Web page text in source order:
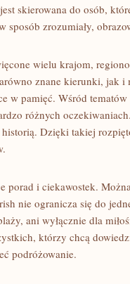
skierowana do osób,
sposób zrozumiały,
wielu krajom,
znane kierunki, jak i
w pamięć. Wśród
różnych
Dzięki takiej
porad i ciekawostek.
nie ogranicza się do
ani wyłącznie dla
którzy chcą
podróżowanie.